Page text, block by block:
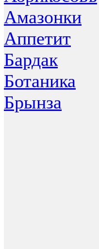
Амазонки
Аппетит
Бардак
Ботаника
Брынза